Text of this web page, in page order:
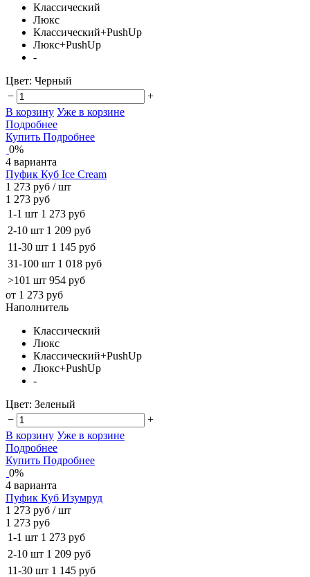
Классический
Люкс
Классический+PushUp
Люкс+PushUp
-
Цвет: Черный
−
+
В корзину Уже в корзине
Подробнее
Купить Подробнее
0%
4 варианта
Пуфик Куб Ice Cream
1 273 руб / шт
1 273 руб
1-1 шт 1 273 руб
2-10 шт 1 209 руб
11-30 шт 1 145 руб
31-100 шт 1 018 руб
>101 шт 954 руб
от 1 273 руб
Наполнитель
Классический
Люкс
Классический+PushUp
Люкс+PushUp
-
Цвет: Зеленый
−
+
В корзину Уже в корзине
Подробнее
Купить Подробнее
0%
4 варианта
Пуфик Куб Изумруд
1 273 руб / шт
1 273 руб
1-1 шт 1 273 руб
2-10 шт 1 209 руб
11-30 шт 1 145 руб